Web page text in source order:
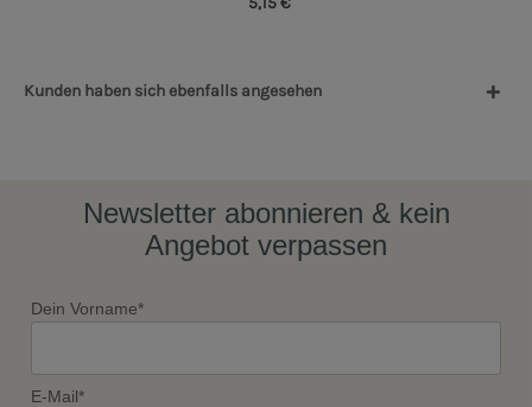
Kunden haben sich ebenfalls angesehen
Newsletter abonnieren & kein
Angebot verpassen
Dein Vorname*
E-Mail*